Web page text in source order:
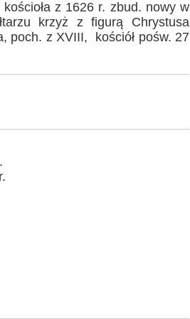
z 1626 r. zbud. nowy w
krzyż z figurą Chrystusa
poch. z XVIII, kościół pośw. 27